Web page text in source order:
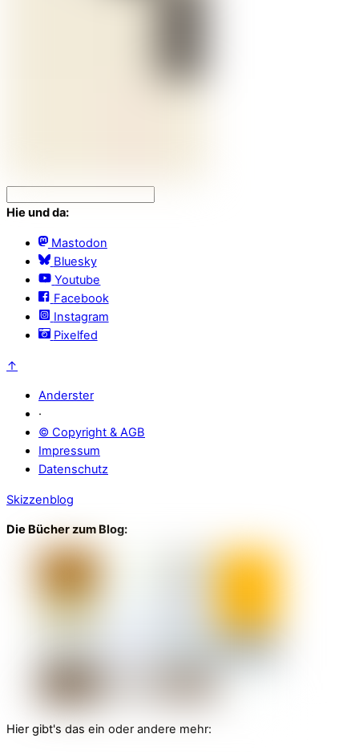
Hie und da:
Mastodon
Bluesky
Youtube
Facebook
Instagram
Pixelfed
↑
Anderster
·
© Copyright & AGB
Impressum
Datenschutz
Skizzenblog
Die Bücher zum Blog:
Hier gibt's das ein oder andere mehr: